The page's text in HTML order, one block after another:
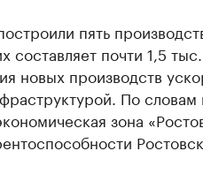
пять
составляет почти 1,5
новых производств
По словам
зона